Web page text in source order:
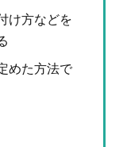
け方などを
めた方法で